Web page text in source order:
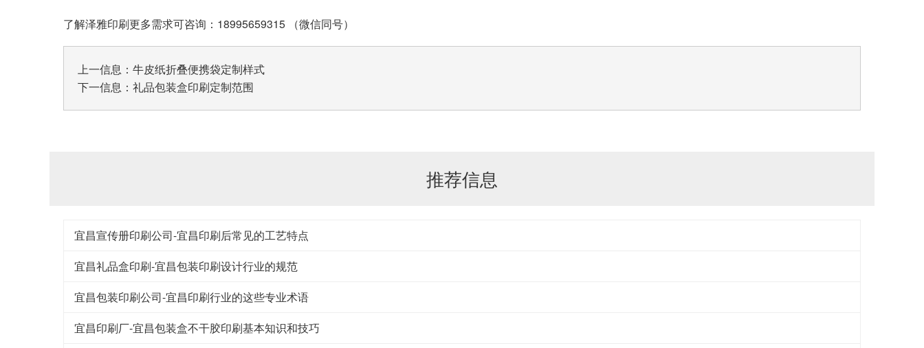
了解泽雅印刷更多需求可咨询：18995659315 （微信同号）
上一信息： 牛皮纸折叠便携袋定制样式
下一信息： 礼品包装盒印刷定制范围
推荐信息
宜昌宣传册印刷公司-宜昌印刷后常见的工艺特点
宜昌礼品盒印刷-宜昌包装印刷设计行业的规范
宜昌包装印刷公司-宜昌印刷行业的这些专业术语
宜昌印刷厂-宜昌包装盒不干胶印刷基本知识和技巧